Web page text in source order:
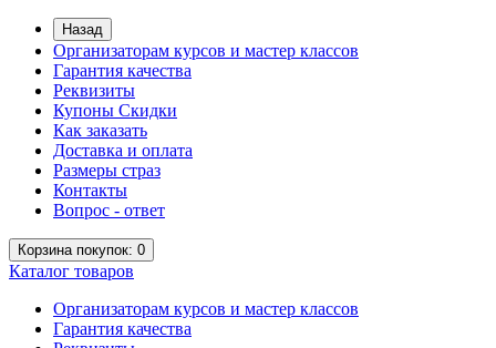
Назад
Организаторам курсов и мастер классов
Гарантия качества
Реквизиты
Купоны Скидки
Как заказать
Доставка и оплата
Размеры страз
Контакты
Вопрос - ответ
Корзинапокупок: 0
Каталог товаров
Организаторам курсов и мастер классов
Гарантия качества